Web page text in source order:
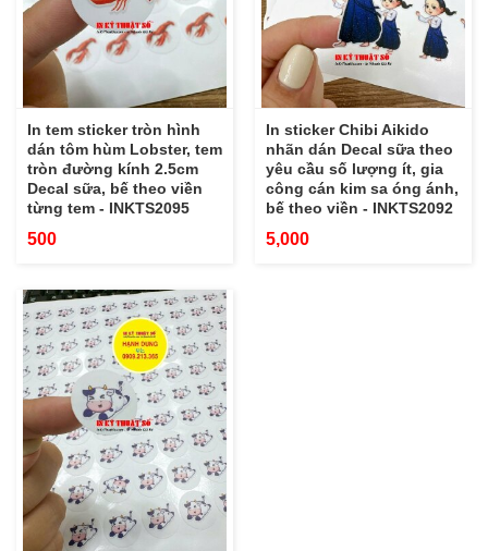
In tem sticker tròn hình
dán tôm hùm Lobster, tem
tròn đường kính 2.5cm
Decal sữa, bế theo viền
từng tem - INKTS2095
500
In sticker Chibi Aikido
nhãn dán Decal sữa theo
yêu cầu số lượng ít, gia
công cán kim sa óng ánh,
bế theo viền - INKTS2092
5,000